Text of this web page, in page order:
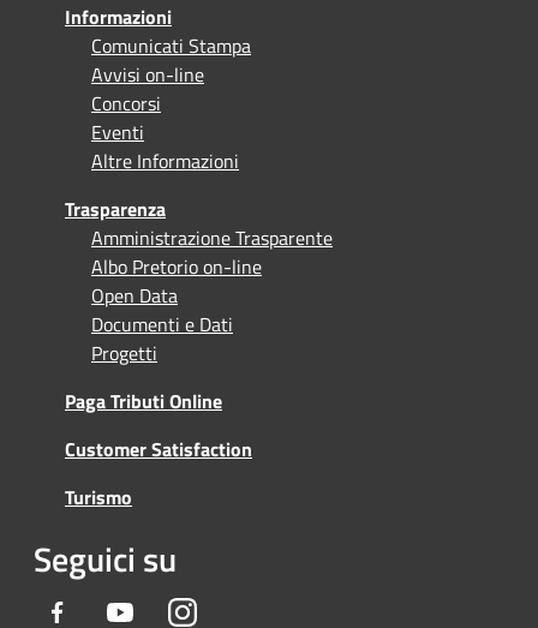
Informazioni
Comunicati Stampa
Avvisi on-line
Concorsi
Eventi
Altre Informazioni
Trasparenza
Amministrazione Trasparente
Albo Pretorio on-line
Open Data
Documenti e Dati
Progetti
Paga Tributi Online
Customer Satisfaction
Turismo
Seguici su
Facebook YoutubeInstagram